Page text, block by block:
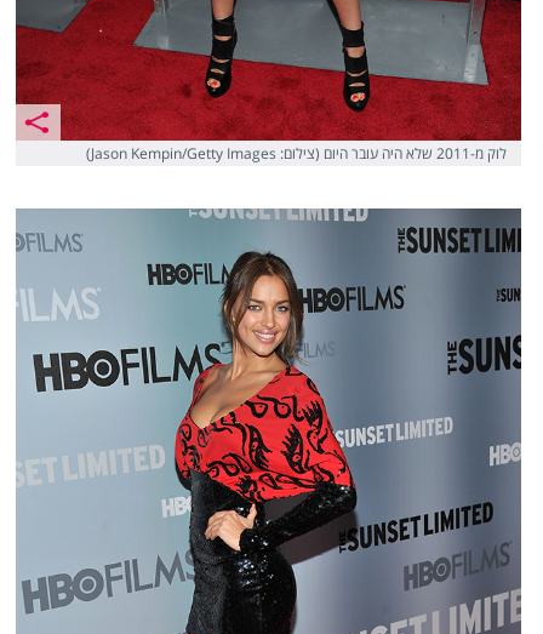
לוק מ-2011 שלא היה עובר היום (צילום: Jason Kempin/Getty Images)